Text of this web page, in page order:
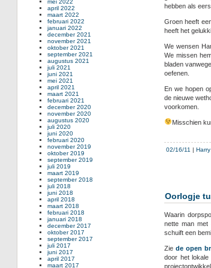
hebben als
Groen heeft
heeft het
We wensen
We missen
bladen
oefenen.
En we hopen
de nieuwe
voorkomen.
Misschien
02/16/11 |
Oorlogje
Waarin
nette man met
schuift een
Ziede open
door het lokale
april 2022
maart 2022
februari 2022
januari 2022
december 2021
november 2021
oktober 2021
september 2021
augustus 2021
juli 2021
juni 2021
mei 2021
april 2021
maart 2021
februari 2021
december 2020
november 2020
augustus 2020
juli 2020
juni 2020
februari 2020
november 2019
oktober 2019
september 2019
juli 2019
maart 2019
september 2018
juli 2018
juni 2018
april 2018
maart 2018
februari 2018
januari 2018
december 2017
oktober 2017
september 2017
juli 2017
juni 2017
april 2017
maart 2017